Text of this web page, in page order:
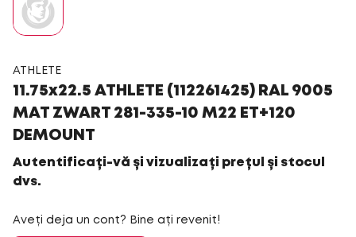
ATHLETE
11.75x22.5 ATHLETE (112261425) RAL 9005
MAT ZWART 281-335-10 M22 ET+120
DEMOUNT
Autentificați-vă și vizualizați prețul și stocul
dvs.
Aveți deja un cont? Bine ați revenit!